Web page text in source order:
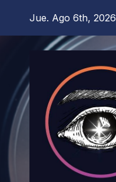
Jue. Ago 6th, 2026